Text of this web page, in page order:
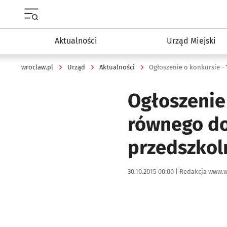
Aktualności Urząd Miejski
wroclaw.pl Urząd Aktualności
równego
Data publikacji:
30.10.2015 00:00 | Autor:
Redakcja